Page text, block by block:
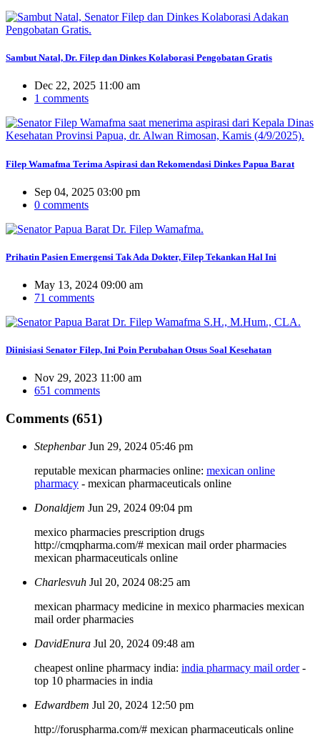
Sambut Natal, Dr. Filep dan Dinkes Kolaborasi Pengobatan Gratis
Dec 22, 2025 11:00 am
1 comments
Filep Wamafma Terima Aspirasi dan Rekomendasi Dinkes Papua Barat
Sep 04, 2025 03:00 pm
0 comments
Prihatin Pasien Emergensi Tak Ada Dokter, Filep Tekankan Hal Ini
May 13, 2024 09:00 am
71 comments
Diinisiasi Senator Filep, Ini Poin Perubahan Otsus Soal Kesehatan
Nov 29, 2023 11:00 am
651 comments
Comments (651)
Stephenbar Jun 29, 2024 05:46 pm
reputable mexican pharmacies online: mexican online
pharmacy - mexican pharmaceuticals online
Donaldjem Jun 29, 2024 09:04 pm
mexico pharmacies prescription drugs
http://cmqpharma.com/# mexican mail order pharmacies
mexican pharmaceuticals online
Charlesvuh Jul 20, 2024 08:25 am
mexican pharmacy medicine in mexico pharmacies mexican
mail order pharmacies
DavidEnura Jul 20, 2024 09:48 am
cheapest online pharmacy india: india pharmacy mail order-
top 10 pharmacies in india
Edwardbem Jul 20, 2024 12:50 pm
http://foruspharma.com/# mexican pharmaceuticals online